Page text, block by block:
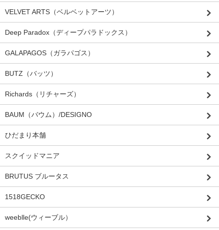
VELVET ARTS（ベルベットアーツ）
Deep Paradox（ディープパラドックス）
GALAPAGOS（ガラパゴス）
BUTZ（バッツ）
Richards（リチャーズ）
BAUM（バウム）/DESIGNO
ひだまり本舗
スクイッドマニア
BRUTUS ブルータス
1518GECKO
weeblle(ウィーブル）